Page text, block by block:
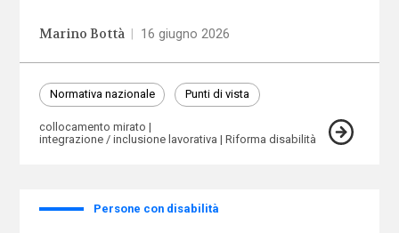
Marino Bottà 16 giugno 2026
Normativa nazionale Punti di vista
collocamento mirato
integrazione / inclusione lavorativa
Riforma disabilità
Persone con disabilità